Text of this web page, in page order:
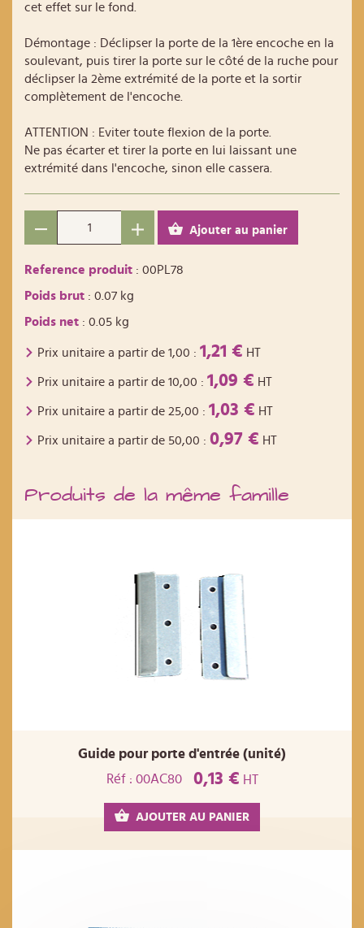
cet effet sur le fond.
Démontage : Déclipser la porte de la 1ère encoche en la
soulevant, puis tirer la porte sur le côté de la ruche pour
déclipser la 2ème extrémité de la porte et la sortir
complètement de l'encoche.
ATTENTION : Eviter toute flexion de la porte.
Ne pas écarter et tirer la porte en lui laissant une
extrémité dans l'encoche, sinon elle cassera.
Ajouter au panier
Reference produit : 00PL78
Poids brut : 0.07 kg
Poids net : 0.05 kg
Prix unitaire a partir de 1,00 : 1,21 € HT
Prix unitaire a partir de 10,00 : 1,09 € HT
Prix unitaire a partir de 25,00 : 1,03 € HT
Prix unitaire a partir de 50,00 : 0,97 € HT
Produits de la même famille
Guide pour porte d'entrée (unité)
Réf : 00AC80
0,13 € HT
AJOUTER AU PANIER